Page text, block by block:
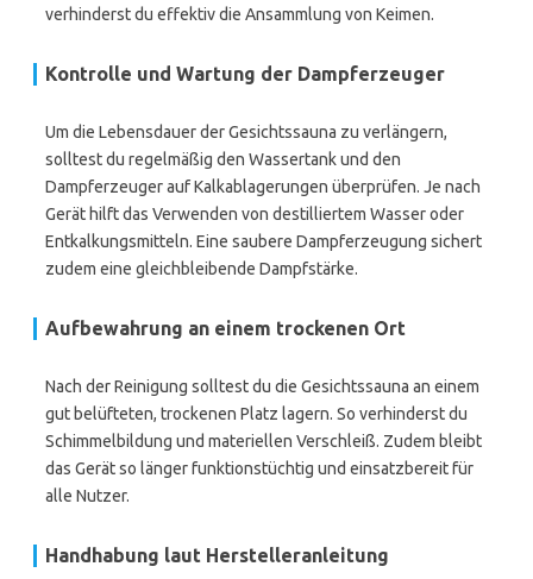
verhinderst du effektiv die Ansammlung von Keimen.
Kontrolle und Wartung der Dampferzeuger
Um die Lebensdauer der Gesichtssauna zu verlängern,
solltest du regelmäßig den Wassertank und den
Dampferzeuger auf Kalkablagerungen überprüfen. Je nach
Gerät hilft das Verwenden von destilliertem Wasser oder
Entkalkungsmitteln. Eine saubere Dampferzeugung sichert
zudem eine gleichbleibende Dampfstärke.
Aufbewahrung an einem trockenen Ort
Nach der Reinigung solltest du die Gesichtssauna an einem
gut belüfteten, trockenen Platz lagern. So verhinderst du
Schimmelbildung und materiellen Verschleiß. Zudem bleibt
das Gerät so länger funktionstüchtig und einsatzbereit für
alle Nutzer.
Handhabung laut Herstelleranleitung